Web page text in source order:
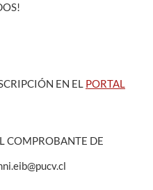
EN EL PORTAL
COMPROBANTE DE